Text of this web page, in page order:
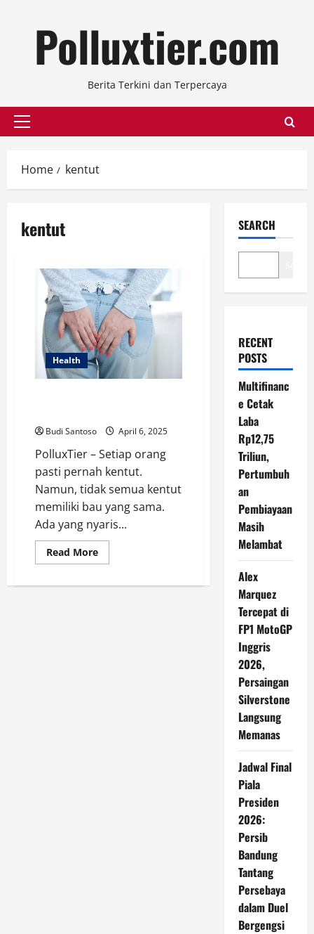
Polluxtier.com
Berita Terkini dan Terpercaya
Primary
Home kentut
kentut
Health
Budi Santoso April 6, 2025
PolluxTier – Setiap orang
pasti pernah kentut.
Namun, tidak semua kentut
memiliki bau yang sama.
Ada yang nyaris...
Read MoreRead
more
Kentut
SEARCH
RECENT
POSTS
Multifinanc
e Cetak
Laba
Rp12,75
Triliun,
Pertumbuh
an
Pembiayaan
Masih
Melambat
Alex
Marquez
Tercepat di
FP1 MotoGP
Inggris
2026,
Persaingan
Silverstone
Langsung
Memanas
Jadwal Final
Piala
Presiden
2026:
Persib
Bandung
Tantang
Persebaya
dalam Duel
Bergengsi